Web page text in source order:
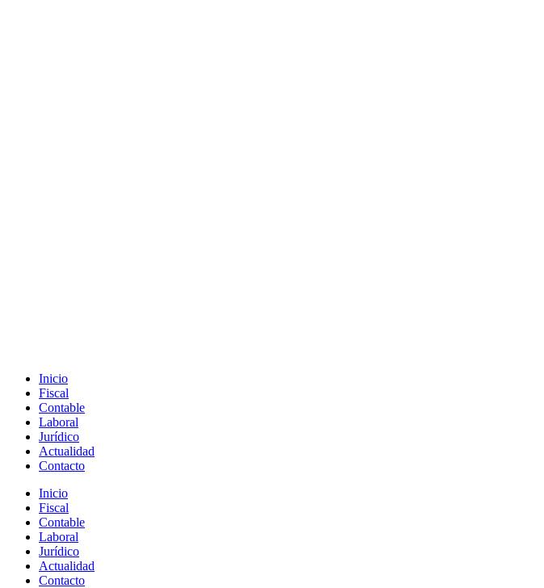
Inicio
Fiscal
Contable
Laboral
Jurídico
Actualidad
Contacto
Inicio
Fiscal
Contable
Laboral
Jurídico
Actualidad
Contacto